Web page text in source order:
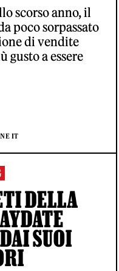
scorso anno, il
poco sorpassato
di vendite
gusto a essere
IT
DELLA
SUOI